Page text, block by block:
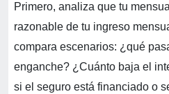
Primero, analiza que tu
razonable de tu ingreso
compara escenarios: ¿qué
enganche? ¿Cuánto baja el
si el seguro está financiado o